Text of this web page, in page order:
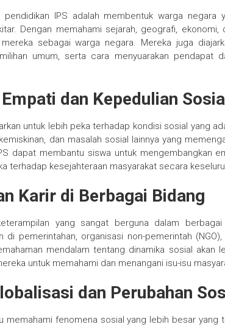
IPS adalah membentuk warga negara
Dengan memahami sejarah, geografi,
sebagai warga negara. Mereka juga
umum, serta cara menyuarakan pendapat
dan Kepedulian
untuk lebih peka terhadap kondisi sosial yang
dan masalah sosial lainnya yang
dapat membantu siswa untuk mengembangkan
terhadap kesejahteraan masyarakat secara
Karir di Berbagai Bidang
yang sangat berguna dalam
di pemerintahan, organisasi non-pemerintah
mendalam tentang dinamika sosial akan
untuk memahami dan menangani isu-isu
dan Perubahan
memahami fenomena sosial yang lebih besar yang